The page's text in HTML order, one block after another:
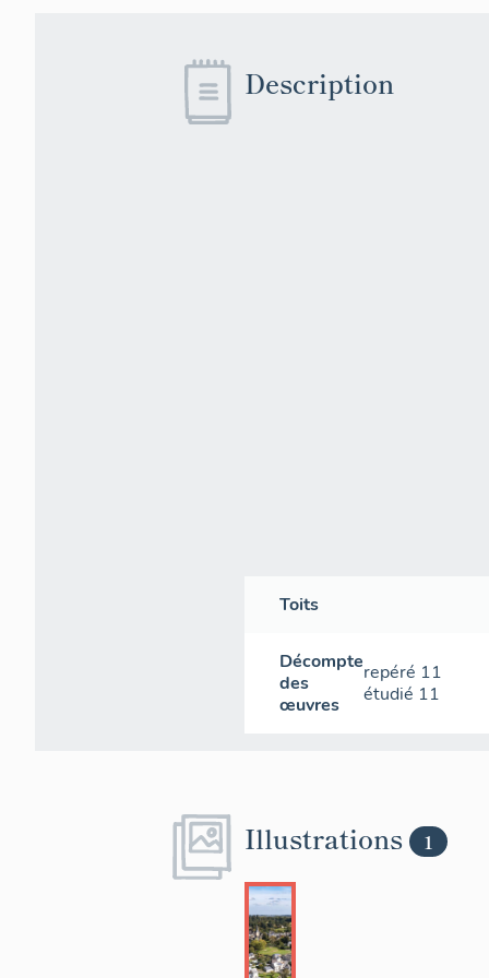
Description
Toits
Décompte
des
œuvres
repéré 11
étudié 11
Illustrations 1